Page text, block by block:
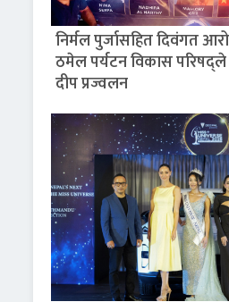
निर्मल पुर्जासहित दिवंगत
ठमेल पर्यटन विकास परिषद्ले
दीप प्रज्वलन